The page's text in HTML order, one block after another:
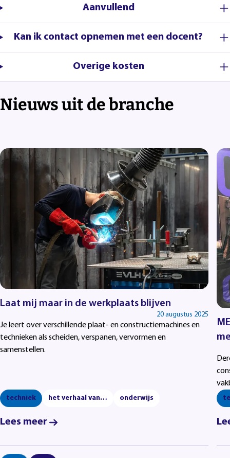
Aanvullend
Kan ik contact opnemen met een docent?
Overige kosten
Nieuws uit de branche
Laat mij maar in de werkplaats blijven
20 augustus 2025
Je leert over verschillende plaat- en constructiemachines en
technieken als scheiden, verspanen, vervormen en
samenstellen.
techniek het verhaal van… onderwijs
Lees meer